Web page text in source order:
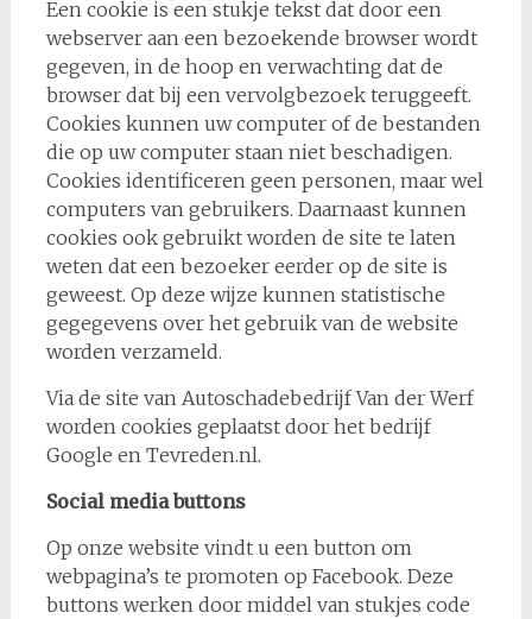
Een cookie is een stukje tekst dat door een
webserver aan een bezoekende browser wordt
gegeven, in de hoop en verwachting dat de
browser dat bij een vervolgbezoek teruggeeft.
Cookies kunnen uw computer of de bestanden
die op uw computer staan niet beschadigen.
Cookies identificeren geen personen, maar wel
computers van gebruikers. Daarnaast kunnen
cookies ook gebruikt worden de site te laten
weten dat een bezoeker eerder op de site is
geweest. Op deze wijze kunnen statistische
gegegevens over het gebruik van de website
worden verzameld.
Via de site van Autoschadebedrijf Van der Werf
worden cookies geplaatst door het bedrijf
Google en Tevreden.nl.
Social media buttons
Op onze website vindt u een button om
webpagina’s te promoten op Facebook. Deze
buttons werken door middel van stukjes code